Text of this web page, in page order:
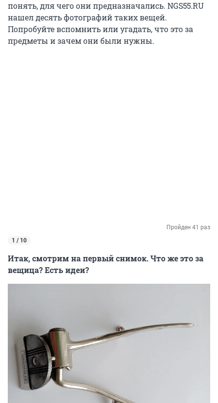
понять, для чего они предназначались. NGS55.RU
нашел десять фотографий таких вещей.
Попробуйте вспомнить или угадать, что это за
предметы и зачем они были нужны.
Пройден 41 раз
1 / 10
Итак, смотрим на первый снимок. Что же это за
вещица? Есть идеи?